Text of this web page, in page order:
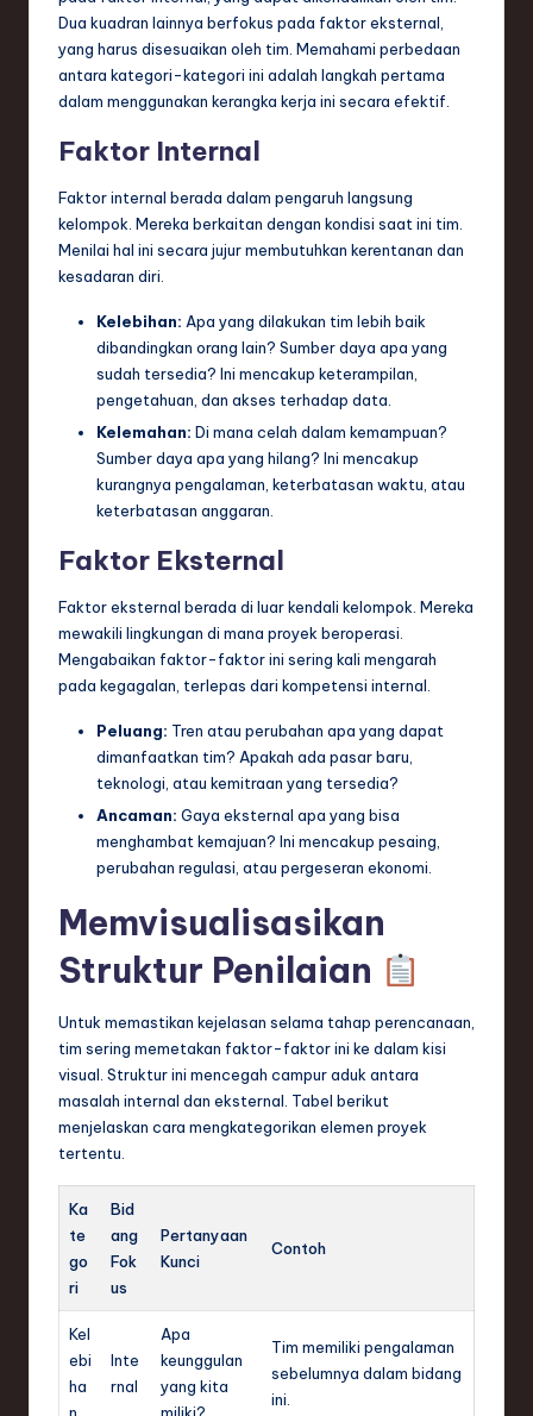
Dua kuadran lainnya berfokus pada faktor eksternal,
yang harus disesuaikan oleh tim. Memahami perbedaan
antara kategori-kategori ini adalah langkah pertama
dalam menggunakan kerangka kerja ini secara efektif.
Faktor Internal
Faktor internal berada dalam pengaruh langsung
kelompok. Mereka berkaitan dengan kondisi saat ini tim.
Menilai hal ini secara jujur membutuhkan kerentanan dan
kesadaran diri.
Kelebihan: Apa yang dilakukan tim lebih baik
dibandingkan orang lain? Sumber daya apa yang
sudah tersedia? Ini mencakup keterampilan,
pengetahuan, dan akses terhadap data.
Kelemahan: Di mana celah dalam kemampuan?
Sumber daya apa yang hilang? Ini mencakup
kurangnya pengalaman, keterbatasan waktu, atau
keterbatasan anggaran.
Faktor Eksternal
Faktor eksternal berada di luar kendali kelompok. Mereka
mewakili lingkungan di mana proyek beroperasi.
Mengabaikan faktor-faktor ini sering kali mengarah
pada kegagalan, terlepas dari kompetensi internal.
Peluang: Tren atau perubahan apa yang dapat
dimanfaatkan tim? Apakah ada pasar baru,
teknologi, atau kemitraan yang tersedia?
Ancaman: Gaya eksternal apa yang bisa
menghambat kemajuan? Ini mencakup pesaing,
perubahan regulasi, atau pergeseran ekonomi.
Memvisualisasikan
Struktur Penilaian
Untuk memastikan kejelasan selama tahap perencanaan,
tim sering memetakan faktor-faktor ini ke dalam kisi
visual. Struktur ini mencegah campur aduk antara
masalah internal dan eksternal. Tabel berikut
menjelaskan cara mengkategorikan elemen proyek
tertentu.
Ka
te
go
ri
Bid
ang
Fok
us
Pertanyaan
Kunci
Contoh
Kel
ebi
ha
Inte
rnal
Apa
keunggulan
yang kita
Tim memiliki pengalaman
sebelumnya dalam bidang
ini.